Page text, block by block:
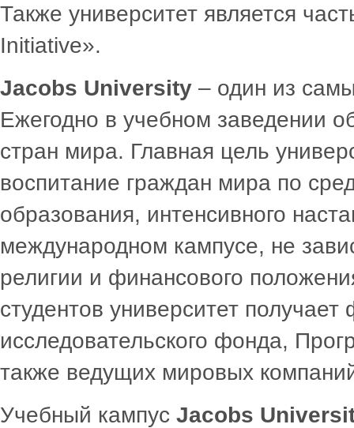
Также университет является
Initiative».
Jacobs University – один из
Ежегодно в учебном заведении
стран мира. Главная цель
воспитание граждан мира по
образования, интенсивного
международном кампусе, не
религии и финансового
студентов университет
исследовательского фонда,
также ведущих мировых
Учебный кампус Jacobs